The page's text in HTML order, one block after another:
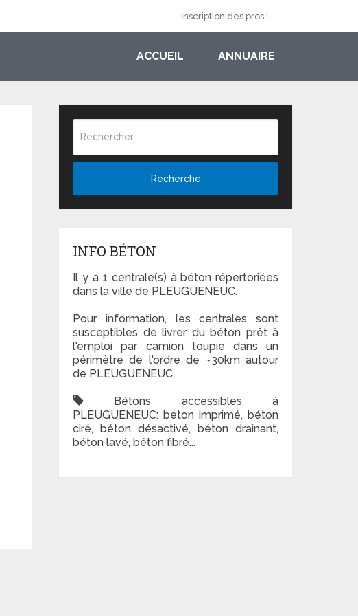
Inscription des pros !
ACCUEIL ANNUAIRE
Recherche
INFO BÉTON
Il y a 1 centrale(s) à béton répertoriées
dans la ville de PLEUGUENEUC.
Pour information, les centrales sont
susceptibles de livrer du béton prêt à
l'emploi par camion toupie dans un
périmètre de l'ordre de ~30km autour
de PLEUGUENEUC.
Bétons accessibles à
PLEUGUENEUC: béton imprimé, béton
ciré, béton désactivé, béton drainant,
béton lavé, béton fibré...